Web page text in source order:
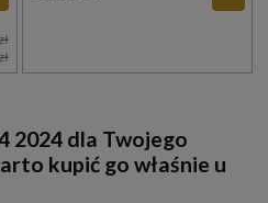
2024 dla Twojego
kupić go właśnie u